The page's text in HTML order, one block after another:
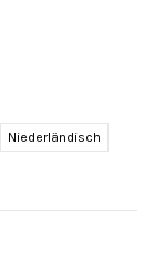
Niederländisch